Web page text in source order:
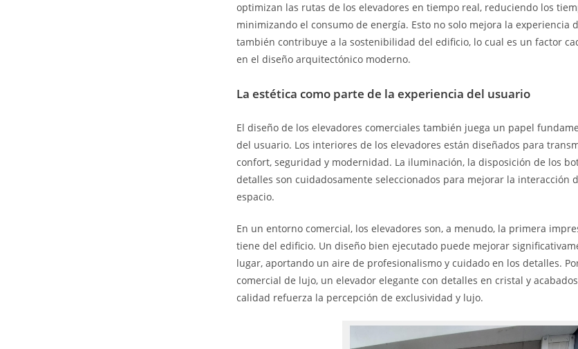
optimizan las rutas de los elevadores en tiempo real, reduciendo los
minimizando el consumo de energía. Esto no solo mejora la experiencia
también contribuye a la sostenibilidad del edificio, lo cual es un factor
en el diseño arquitectónico moderno.
La estética como parte de la experiencia del usuario
El diseño de los elevadores comerciales también juega un papel
del usuario. Los interiores de los elevadores están diseñados para
confort, seguridad y modernidad. La iluminación, la disposición de los
detalles son cuidadosamente seleccionados para mejorar la interacción
espacio.
En un entorno comercial, los elevadores son, a menudo, la primera
tiene del edificio. Un diseño bien ejecutado puede mejorar
lugar, aportando un aire de profesionalismo y cuidado en los detalles.
comercial de lujo, un elevador elegante con detalles en cristal y
calidad refuerza la percepción de exclusividad y lujo.